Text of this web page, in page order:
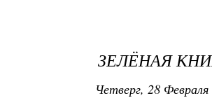
ЗЕЛЁНАЯ
Четверг, 28